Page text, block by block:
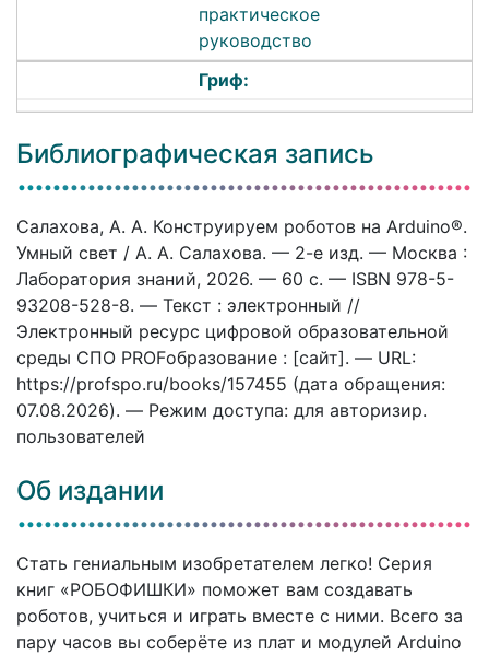
практическое
руководство
Гриф:
Библиографическая запись
Салахова, А. А. Конструируем роботов на Arduino®.
Умный свет / А. А. Салахова. — 2-е изд. — Москва :
Лаборатория знаний, 2026. — 60 c. — ISBN 978-5-
93208-528-8. — Текст : электронный //
Электронный ресурс цифровой образовательной
среды СПО PROFобразование : [сайт]. — URL:
https://profspo.ru/books/157455 (дата обращения:
07.08.2026). — Режим доступа: для авторизир.
пользователей
Об издании
Стать гениальным изобретателем легко! Серия
книг «РОБОФИШКИ» поможет вам создавать
роботов, учиться и играть вместе с ними. Всего за
пару часов вы соберёте из плат и модулей Arduino